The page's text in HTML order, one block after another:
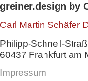
greiner.design by
Carl Martin Schäfer
Philipp-Schnell-
60437 Frankfurt am
Impressum